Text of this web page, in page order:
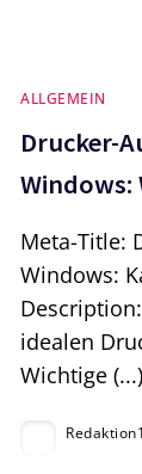
ALLGEMEIN
Drucker-
Windows:
Meta-Title:
Windows:
idealen
Wichtige (...)
Redaktion